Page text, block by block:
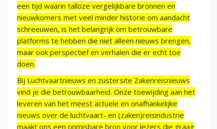
een tijd waarin talloze vergelijkbare bronnen en
nieuwkomers met veel minder historie om aandacht
schreeuwen, is het belangrijk om betrouwbare
platforms te hebben die niet alleen nieuws brengen,
maar ook perspectief en verhalen die er echt toe
doen.
Bij Luchtvaartnieuws en zustersite Zakenreisnieuws
vind je die betrouwbaarheid. Onze toewijding aan het
leveren van het meest actuele en onafhankelijke
nieuws over de luchtvaart- en (zaken)reisindustrie
maakt ons een onmisbare bron voor lezers die graag